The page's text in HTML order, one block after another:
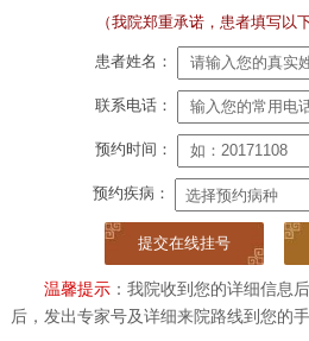
（我院郑重承诺，患者填写以
患者姓名：
联系电话：
预约时间：
预约疾病：
温馨提示：我院收到您的详细信息
后，发出专家号及详细来院路线到您的